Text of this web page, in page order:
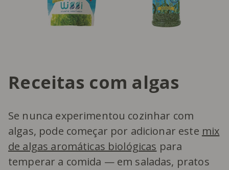
Receitas com algas
Se nunca experimentou cozinhar com
algas, pode começar por adicionar este mix
de algas aromáticas biológicas para
temperar a comida — em saladas, pratos